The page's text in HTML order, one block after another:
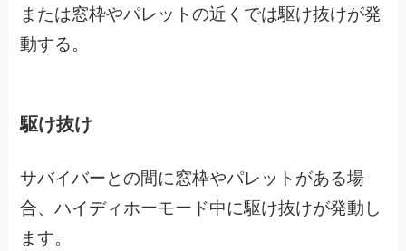
または窓枠やパレットの近くでは駆け抜けが発
動する。
駆け抜け
サバイバーとの間に窓枠やパレットがある場
合、ハイディホーモード中に駆け抜けが発動し
ます。